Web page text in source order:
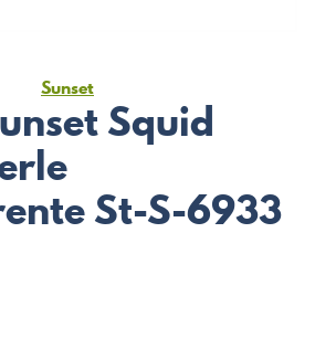
Sunset
Squid
St-S-6933